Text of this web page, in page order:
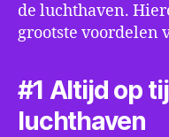
de luchthaven.
grootste voordelen
#1 Altijd op
luchthaven